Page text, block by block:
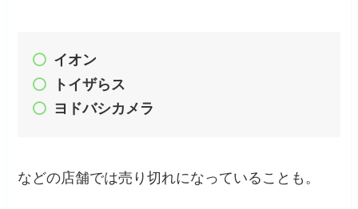
イオン
トイザらス
ヨドバシカメラ
などの店舗では売り切れになっていることも。